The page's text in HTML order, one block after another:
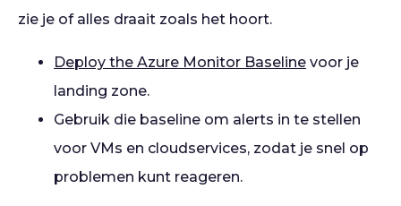
zie je of alles draait zoals het hoort.
Deploy the Azure Monitor Baseline voor je
landing zone.
Gebruik die baseline om alerts in te stellen
voor VMs en cloudservices, zodat je snel op
problemen kunt reageren.